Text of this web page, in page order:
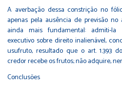
A averbação dessa constrição no
apenas pela ausência de previsão no
ainda mais fundamental: admiti-
executivo sobre direito inalienável,
usufruto, resultado que o art. 1.393
credor recebe os frutos; não adquire,
Conclusões